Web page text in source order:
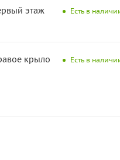
этаж Есть в
крыло
Есть в